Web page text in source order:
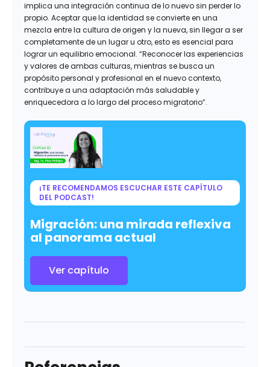
implica una integración continua de lo nuevo sin perder lo
propio. Aceptar que la identidad se convierte en una
mezcla entre la cultura de origen y la nueva, sin llegar a ser
completamente de un lugar u otro, esto es esencial para
lograr un equilibrio emocional. “Reconocer las experiencias
y valores de ambas culturas, mientras se busca un
propósito personal y profesional en el nuevo contexto,
contribuye a una adaptación más saludable y
enriquecedora a lo largo del proceso migratorio”.
¡TE RECOMENDAMOS ESCUCHAR ESTE CAPÍTULO
DEL PODCAST!
Migración: una mirada reflexiva
al panorama actual
Ver capítulo